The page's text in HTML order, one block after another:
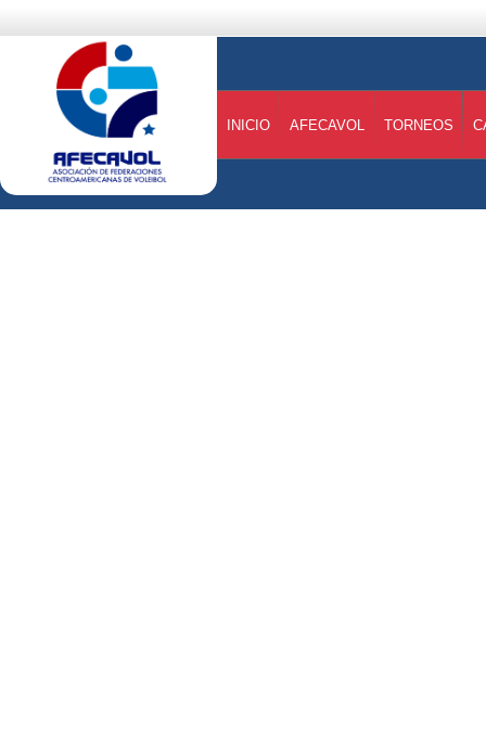
INICIO AFECAVOL TORNEOS